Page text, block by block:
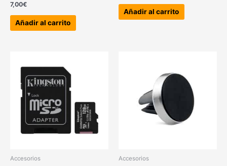
7,00€
Añadir al carrito
Añadir al carrito
Accesorios Accesorios